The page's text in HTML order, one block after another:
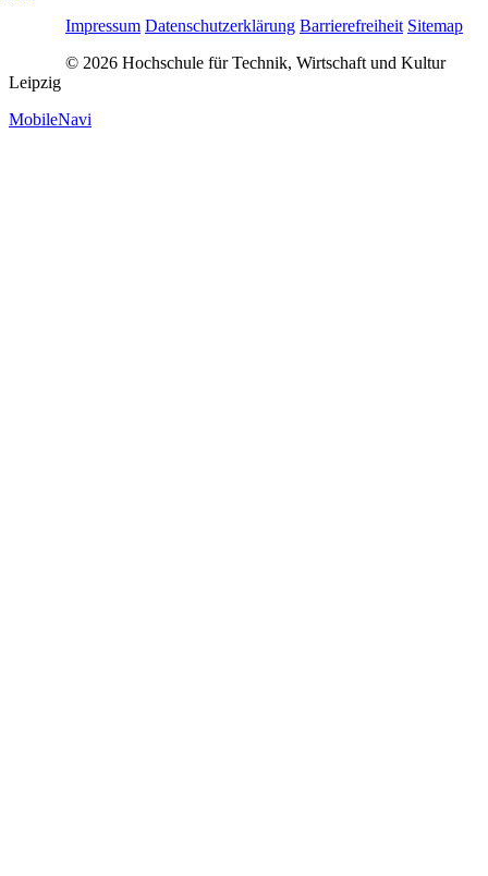
Impressum Datenschutzerklärung Barrierefreiheit Sitemap
© 2026 Hochschule für Technik, Wirtschaft und Kultur
Leipzig
MobileNavi